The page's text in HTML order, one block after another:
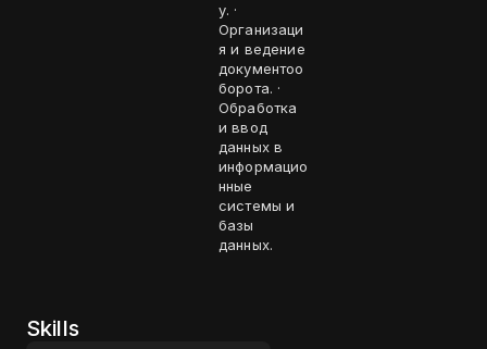
у. ·
Организаци
я и ведение
документоо
борота. ·
Обработка
и ввод
данных в
информацио
нные
системы и
базы
данных.
Skills